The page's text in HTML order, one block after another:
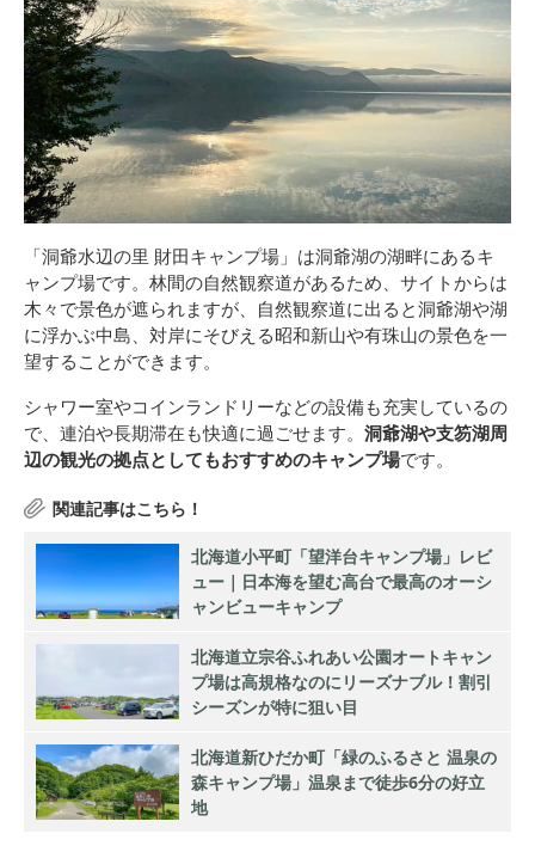
「洞爺水辺の里 財田キャンプ場」は洞爺湖の湖畔にあるキ
ャンプ場です。林間の自然観察道があるため、サイトからは
木々で景色が遮られますが、自然観察道に出ると洞爺湖や湖
に浮かぶ中島、対岸にそびえる昭和新山や有珠山の景色を一
望することができます。
シャワー室やコインランドリーなどの設備も充実しているの
で、連泊や長期滞在も快適に過ごせます。 洞爺湖や支笏湖周
辺の観光の拠点としてもおすすめのキャンプ場です。
北海道小平町「望洋台キャンプ場」レビ
ュー｜日本海を望む高台で最高のオーシ
ャンビューキャンプ
北海道立宗谷ふれあい公園オートキャン
プ場は高規格なのにリーズナブル！割引
シーズンが特に狙い目
北海道新ひだか町「緑のふるさと 温泉の
森キャンプ場」温泉まで徒歩6分の好立
地